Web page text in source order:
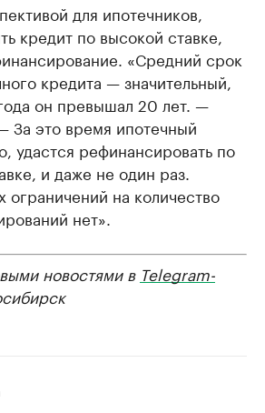
для ипотечников,
кредит по высокой ставке,
«Средний срок
кредита — значительный,
он превышал 20 лет. —
За это время ипотечный
удастся рефинансировать по
и даже не один раз.
ограничений на количество
нет».
новостями в Telegram-